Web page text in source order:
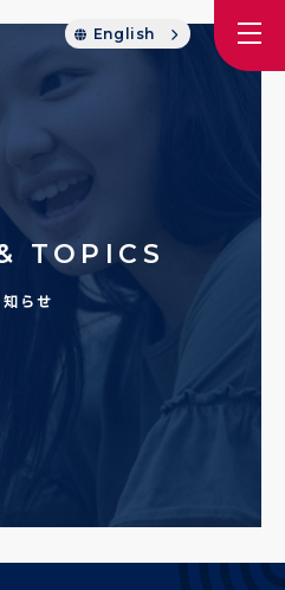
English
TOPICS
らせ